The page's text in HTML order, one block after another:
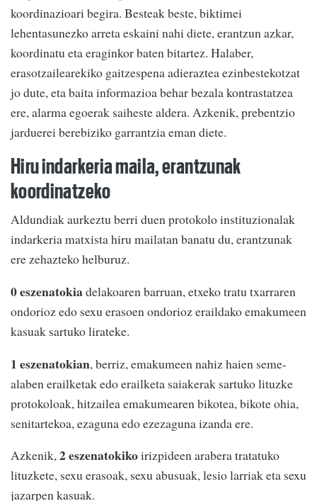
koordinazioari begira. Besteak beste, biktimei
lehentasunezko arreta eskaini nahi diete, erantzun azkar,
koordinatu eta eraginkor baten bitartez. Halaber,
erasotzailearekiko gaitzespena adieraztea ezinbestekotzat
jo dute, eta baita informazioa behar bezala kontrastatzea
ere, alarma egoerak saiheste aldera. Azkenik, prebentzio
jarduerei berebiziko garrantzia eman diete.
Hiru indarkeria maila, erantzunak
koordinatzeko
Aldundiak aurkeztu berri duen protokolo instituzionalak
indarkeria matxista hiru mailatan banatu du, erantzunak
ere zehazteko helburuz.
0 eszenatokiadelakoaren barruan, etxeko tratu txarraren
ondorioz edo sexu erasoen ondorioz eraildako emakumeen
kasuak sartuko lirateke.
1 eszenatokian, berriz, emakumeen nahiz haien seme-
alaben erailketak edo erailketa saiakerak sartuko lituzke
protokoloak, hitzailea emakumearen bikotea, bikote ohia,
senitartekoa, ezaguna edo ezezaguna izanda ere.
Azkenik,2 eszenatokikoirizpideen arabera tratatuko
lituzkete, sexu erasoak, sexu abusuak, lesio larriak eta sexu
jazarpen kasuak.